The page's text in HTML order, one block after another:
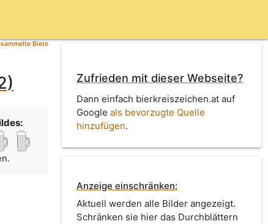
Biere
Zufrieden mit dieser Webseite?
Dann einfach bierkreiszeichen.at auf
Googleals bevorzugte Quelle
hinzufügen.
Anzeige einschränken:
Aktuell werden alle Bilder angezeigt.
Schränken sie hier das Durchblättern